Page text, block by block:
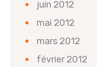
juin 2012
mai 2012
mars 2012
février 2012